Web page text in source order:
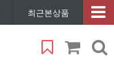
최근본상품